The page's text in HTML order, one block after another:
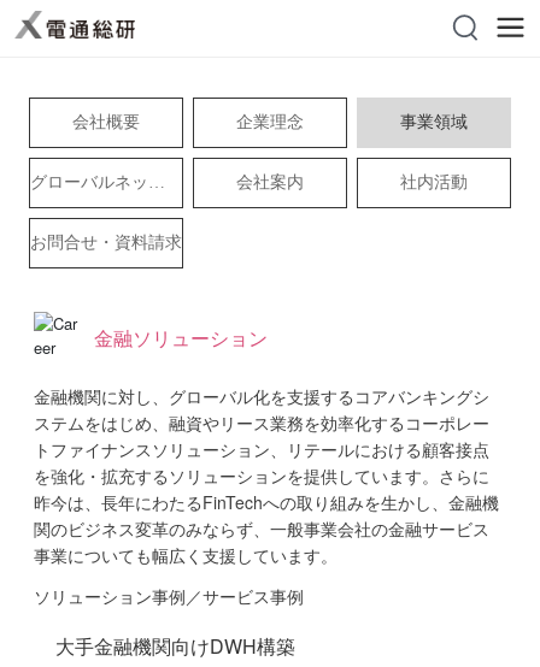
会社概要 企業理念 事業領域
グローバルネットワ 会社案内 社内活動
お問合せ・資料請求
金融ソリューション
金融機関に対し、グローバル化を支援するコアバンキングシ
ステムをはじめ、融資やリース業務を効率化するコーポレー
トファイナンスソリューション、リテールにおける顧客接点
を強化・拡充するソリューションを提供しています。さらに
昨今は、長年にわたるFinTechへの取り組みを生かし、金融機
関のビジネス変革のみならず、一般事業会社の金融サービス
事業についても幅広く支援しています。
ソリューション事例／サービス事例
大手金融機関向けDWH構築